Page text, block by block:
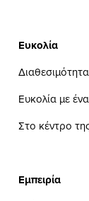
Ευκολία
Ευκολία με
Στο κέντρο
Εμπειρία